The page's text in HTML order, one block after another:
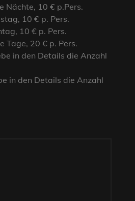
Nächte, 10 € p.Pers.
10 € p. Pers.
10 € p. Pers.
Tage, 20 € p. Pers.
in den Details die Anzahl
in den Details die Anzahl